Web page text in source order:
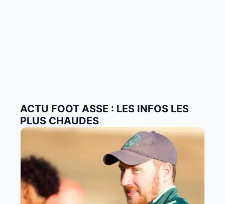
ACTU FOOT ASSE : LES INFOS LES
PLUS CHAUDES